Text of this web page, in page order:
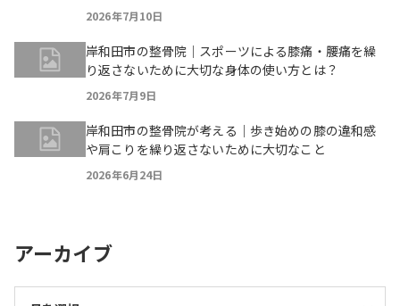
2026年7月10日
岸和田市の整骨院｜スポーツによる膝痛・腰痛を繰
り返さないために大切な身体の使い方とは？
2026年7月9日
岸和田市の整骨院が考える｜歩き始めの膝の違和感
や肩こりを繰り返さないために大切なこと
2026年6月24日
アーカイブ